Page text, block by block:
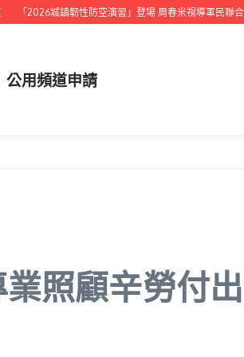
「2026城鎮韌性防空演習」登場 周春米視導軍民聯合演
公用頻道申請
照顧辛勞付出